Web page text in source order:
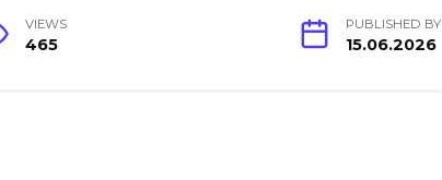
VIEWS
465
PUBLISHED BY
15.06.2026